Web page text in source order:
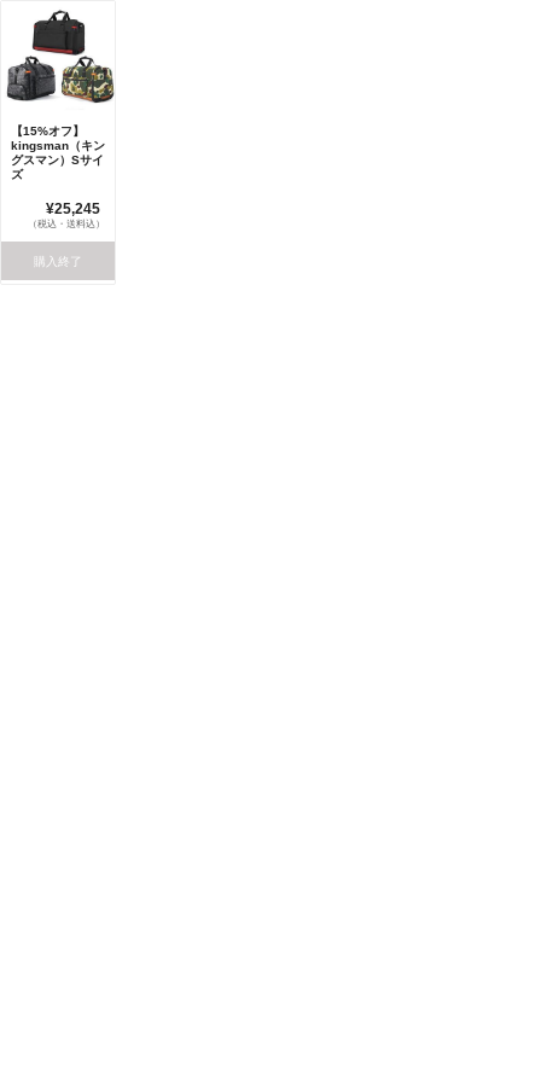
【15%オフ】
kingsman（キン
グスマン）Sサイ
ズ
¥25,245
（税込・送料込）
購入終了